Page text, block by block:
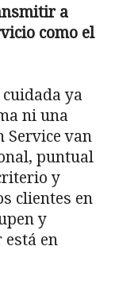
a
como el
ya
ni una
Service van
puntual
y
clientes en
y
está en